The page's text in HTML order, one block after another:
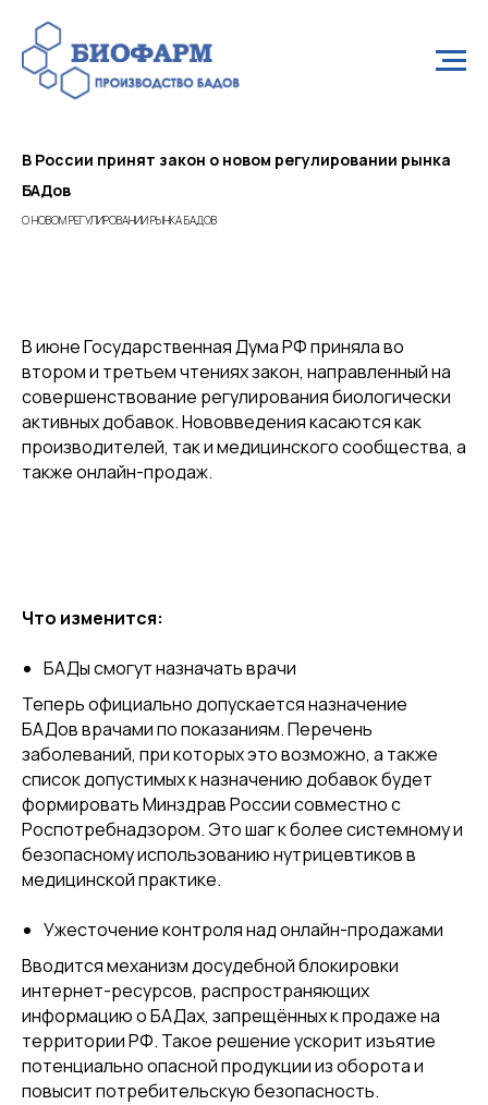
В России принят закон о новом регулировании рынка
БАДов
О НОВОМ РЕГУЛИРОВАНИИ РЫНКА БАДОВ
В июне Государственная Дума РФ приняла во
втором и третьем чтениях закон, направленный на
совершенствование регулирования биологически
активных добавок. Нововведения касаются как
производителей, так и медицинского сообщества, а
также онлайн-продаж.
Что изменится:
БАДы смогут назначать врачи
Теперь официально допускается назначение
БАДов врачами по показаниям. Перечень
заболеваний, при которых это возможно, а также
список допустимых к назначению добавок будет
формировать Минздрав России совместно с
Роспотребнадзором. Это шаг к более системному и
безопасному использованию нутрицевтиков в
медицинской практике.
Ужесточение контроля над онлайн-продажами
Вводится механизм досудебной блокировки
интернет-ресурсов, распространяющих
информацию о БАДах, запрещённых к продаже на
территории РФ. Такое решение ускорит изъятие
потенциально опасной продукции из оборота и
повысит потребительскую безопасность.